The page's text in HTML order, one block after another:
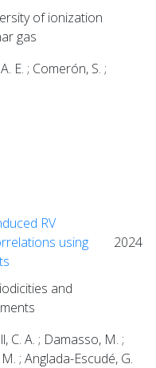
of ionization
gas
E. ; Comerón, S. ;
RV
using
2024
and
C. A. ; Damasso, M. ;
; Anglada-Escudé, G.